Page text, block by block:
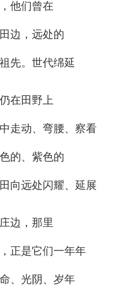
他们曾在
边，远处的
先。世代绵延
在田野上
走动、弯腰、察看
的、紫色的
向远处闪耀、延展
边，那里
正是它们一年年
、光阴、岁年